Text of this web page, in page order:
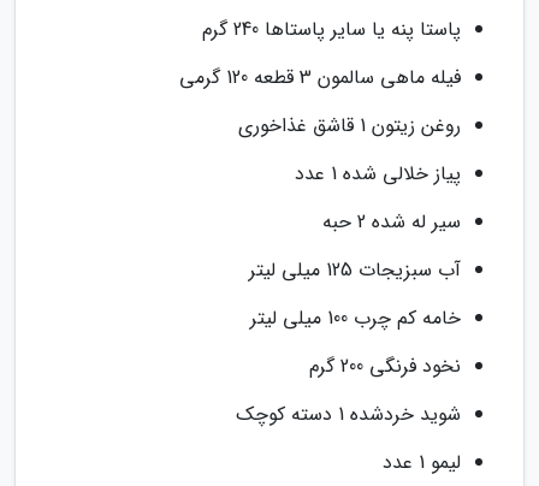
پاستا پنه یا سایر پاستاها 240 گرم
فیله ماهی سالمون 3 قطعه 120 گرمی
روغن زیتون 1 قاشق غذاخوری
پیاز خلالی شده 1 عدد
سیر له شده 2 حبه
آب سبزیجات 125 میلی لیتر
خامه کم چرب 100 میلی لیتر
نخود فرنگی 200 گرم
شوید خردشده 1 دسته کوچک
لیمو 1 عدد